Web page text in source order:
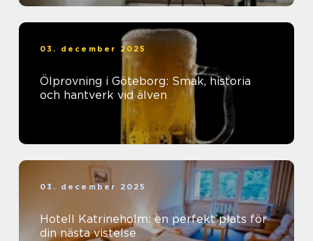
03. december 2025
Ölprovning i Göteborg: Smak, historia
och hantverk vid älven
03. december 2025
Hotell Katrineholm: en perfekt plats för
din nästa vistelse